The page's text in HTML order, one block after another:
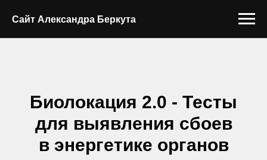
Сайт Александра Беркута
Биолокация 2.0 - Тесты
для выявления сбоев
в энергетике органов